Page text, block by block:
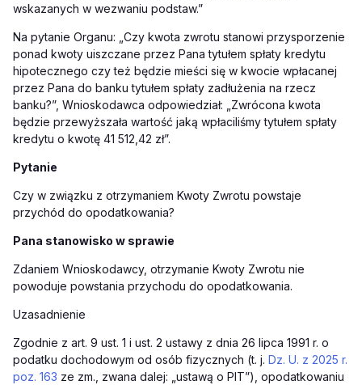
wskazanych w wezwaniu podstaw.”
Na pytanie Organu: „Czy kwota zwrotu stanowi przysporzenie
ponad kwoty uiszczane przez Pana tytułem spłaty kredytu
hipotecznego czy też będzie mieści się w kwocie wpłacanej
przez Pana do banku tytułem spłaty zadłużenia na rzecz
banku?”, Wnioskodawca odpowiedział: „Zwrócona kwota
będzie przewyższała wartość jaką wpłaciliśmy tytułem spłaty
kredytu o kwotę 41 512,42 zł”.
Pytanie
Czy w związku z otrzymaniem Kwoty Zwrotu powstaje
przychód do opodatkowania?
Pana stanowisko w sprawie
Zdaniem Wnioskodawcy, otrzymanie Kwoty Zwrotu nie
powoduje powstania przychodu do opodatkowania.
Uzasadnienie
Zgodnie z art. 9 ust. 1 i ust. 2 ustawy z dnia 26 lipca 1991 r. o
podatku dochodowym od osób fizycznych (t. j. Dz. U. z 2025 r.
poz. 163 ze zm., zwana dalej: „ustawą o PIT”), opodatkowaniu